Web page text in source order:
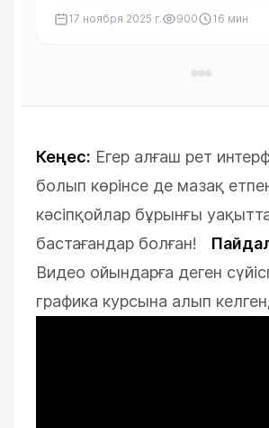
помогает создать жуткую
17 ноября 2025 г. 900 16 мин
Кеңес: Егер алғаш рет
болып көрінсе де мазақ
кәсіпқойлар бұрынғы
бастағандар болған!
Видео ойындарға деген
графика курсына алып